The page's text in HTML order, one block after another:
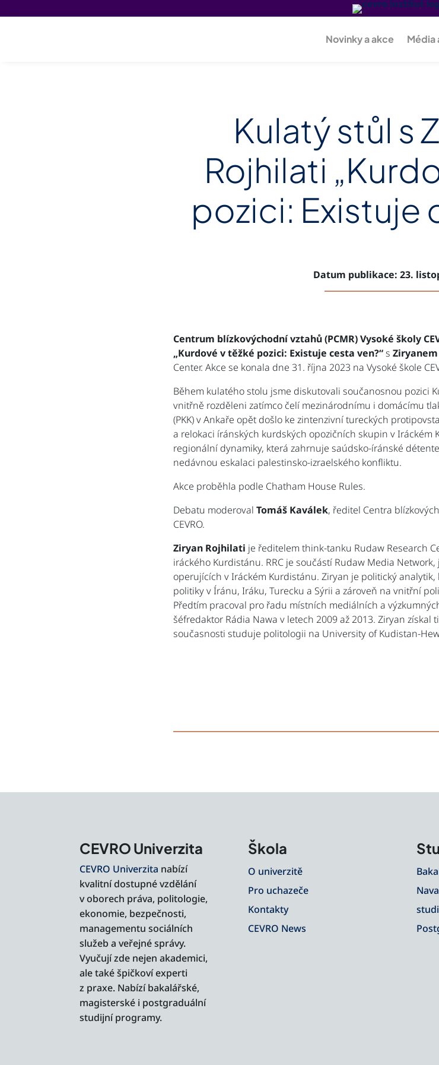
Novinky a akce Média
Kulatý stůl s
Rojhilati
pozici: Existuje
Datum publikace: 23.
Centrum blízkovýchodní vztahů (PCMR) Vysoké školy
„Kurdové v těžké pozici: Existuje cesta ven?“s
Center. Akce se konala dne 31. října 2023 na Vysoké škole
Během kulatého stolu jsme diskutovali součanosnou pozici
vnitřně rozděleni zatímco čelí mezinárodnímu i domácímu
(PKK) v Ankaře opět došlo ke zintenzivní tureckých
a relokaci íránských kurdských opozičních skupin v Iráckém
regionální dynamiky, která zahrnuje saúdsko-íránské
nedávnou eskalaci palestinsko-izraelského konfliktu.
Akce proběhla podle Chatham House Rules.
Debatu moderoval Tomáš Kaválek, ředitel Centra
CEVRO.
Ziryan Rojhilati je ředitelem think-tanku Rudaw Research
iráckého Kurdistánu. RRC je součástí Rudaw Media
operujících v Iráckém Kurdistánu. Ziryan je politický
politiky v Íránu, Iráku, Turecku a Sýrii a zároveň na vnitřní
Předtím pracoval pro řadu místních mediálních a
šéfredaktor Rádia Nawa v letech 2009 až 2013. Ziryan
současnosti studuje politologii na University of Kudistan-
CEVRO Univerzita
CEVRO Univerzita nabízí
kvalitní dostupné vzdělání
v oborech práva, politologie,
ekonomie, bezpečnosti,
managementu sociálních
služeb a veřejné správy.
Vyučují zde nejen akademici,
ale také špičkoví experti
z praxe. Nabízí bakalářské,
magisterské i postgraduální
studijní programy.
Škola
O univerzitě
Pro uchazeče
Kontakty
CEVRO News